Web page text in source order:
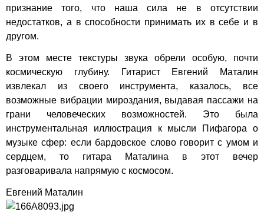
признание того, что наша сила не в отсутствии
недостатков, а в способности принимать их в себе и в
другом.
В этом месте текстуры звука обрели особую, почти
космическую глубину. Гитарист Евгений Маталин
извлекал из своего инструмента, казалось, все
возможные вибрации мироздания, выдавая пассажи на
грани человеческих возможностей. Это была
инструментальная иллюстрация к мысли Пифагора о
музыке сфер: если бардовское слово говорит с умом и
сердцем, то гитара Маталина в этот вечер
разговаривала напрямую с космосом.
Евгений Маталин